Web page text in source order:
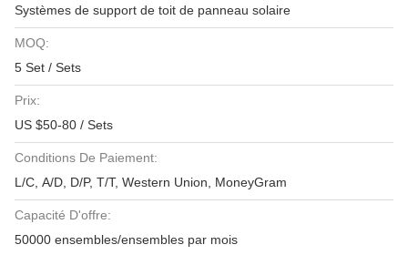
Systèmes de support de toit de panneau solaire
MOQ:
5 Set / Sets
Prix:
US $50-80 / Sets
Conditions De Paiement:
L/C, A/D, D/P, T/T, Western Union, MoneyGram
Capacité D'offre:
50000 ensembles/ensembles par mois